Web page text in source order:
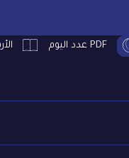
PDF عدد اليوم